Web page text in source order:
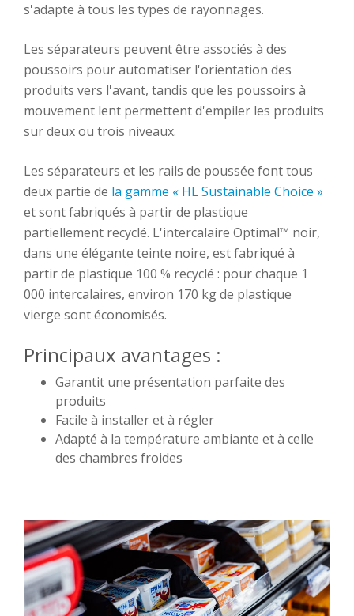
s'adapte à tous les types de rayonnages.
Les séparateurs peuvent être associés à des
poussoirs pour automatiser l'orientation des
produits vers l'avant, tandis que les poussoirs à
mouvement lent permettent d'empiler les produits
sur deux ou trois niveaux.
Les séparateurs et les rails de poussée font tous
deux partie de la gamme « HL Sustainable Choice »
et sont fabriqués à partir de plastique
partiellement recyclé. L'intercalaire Optimal™ noir,
dans une élégante teinte noire, est fabriqué à
partir de plastique 100 % recyclé : pour chaque 1
000 intercalaires, environ 170 kg de plastique
vierge sont économisés.
Principaux avantages :
Garantit une présentation parfaite des
produits
Facile à installer et à régler
Adapté à la température ambiante et à celle
des chambres froides